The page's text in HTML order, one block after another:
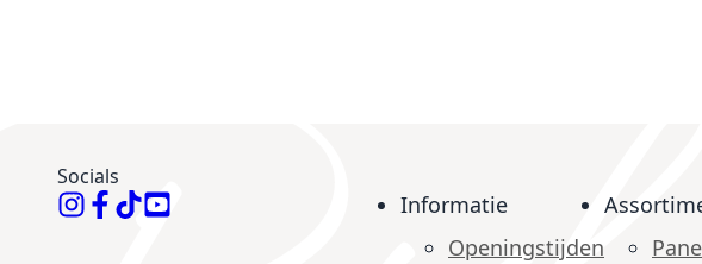
Socials
Informatie
Openingstijden